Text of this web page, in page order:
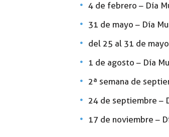
4 de febrero – Día
31 de mayo – Día
del 25 al 31 de
1 de agosto – Día
2ª semana de
24 de septiembre –
17 de noviembre –